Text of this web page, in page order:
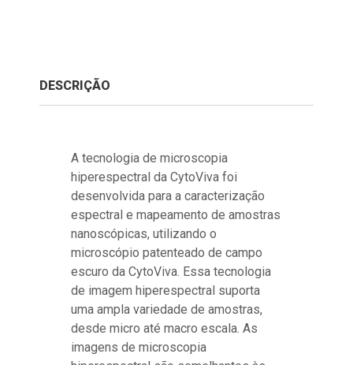
DESCRIÇÃO
A tecnologia de microscopia
hiperespectral da CytoViva foi
desenvolvida para a caracterização
espectral e mapeamento de amostras
nanoscópicas, utilizando o
microscópio patenteado de campo
escuro da CytoViva. Essa tecnologia
de imagem hiperespectral suporta
uma ampla variedade de amostras,
desde micro até macro escala. As
imagens de microscopia